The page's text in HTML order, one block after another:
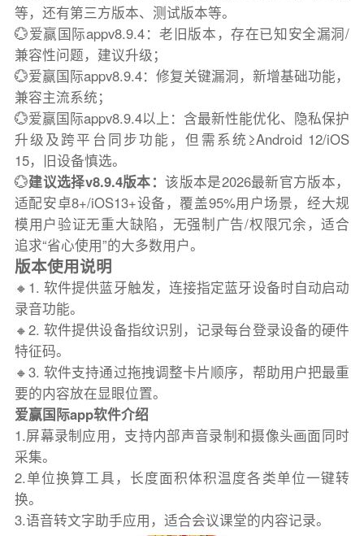
等，还有第三方版本、测试版本等。
💮爱赢国际appv8.9.4：老旧版本，存在已知安全漏洞/
兼容性问题，建议升级；
💮爱赢国际appv8.9.4：修复关键漏洞，新增基础功能，
兼容主流系统；
💮爱赢国际appv8.9.4以上：含最新性能优化、隐私保护
升级及跨平台同步功能，但需系统≥Android 12/iOS
15，旧设备慎选。
💮建议选择v8.9.4版本：该版本是2026最新官方版本，
适配安卓8+/iOS13+设备，覆盖95%用户场景，经大规
模用户验证无重大缺陷，无强制广告/权限冗余，适合
追求“省心使用”的大多数用户。
版本使用说明
🔸1. 软件提供蓝牙触发，连接指定蓝牙设备时自动启动
录音功能。
🔸2. 软件提供设备指纹识别，记录每台登录设备的硬件
特征码。
🔸3. 软件支持通过拖拽调整卡片顺序，帮助用户把最重
要的内容放在显眼位置。
爱赢国际app软件介绍
1.屏幕录制应用，支持内部声音录制和摄像头画面同时
采集。
2.单位换算工具，长度面积体积温度各类单位一键转
换。
3.语音转文字助手应用，适合会议课堂的内容记录。